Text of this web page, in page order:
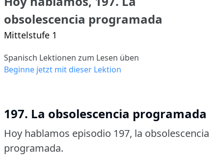
obsolescencia programada
Mittelstufe 1
Spanisch Lektionen zum Lesen üben
Beginne jetzt mit dieser Lektion
197. La obsolescencia programada
Hoy hablamos episodio 197, la obsolescencia
programada.